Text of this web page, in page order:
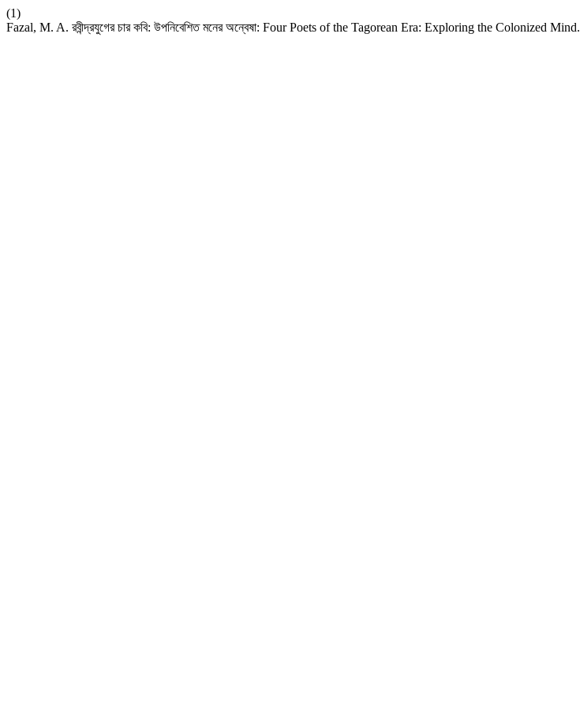
(1)
Fazal, M. A. রবীন্দ্রযুগের চার কবি: উপনিবেশিত মনের অন্বেষা: Four Poets of the Tagorean Era: Exploring the Colonized Mind.